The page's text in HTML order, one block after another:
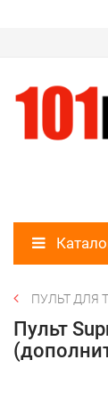
ПУЛЬТ ДЛЯ
Пульт